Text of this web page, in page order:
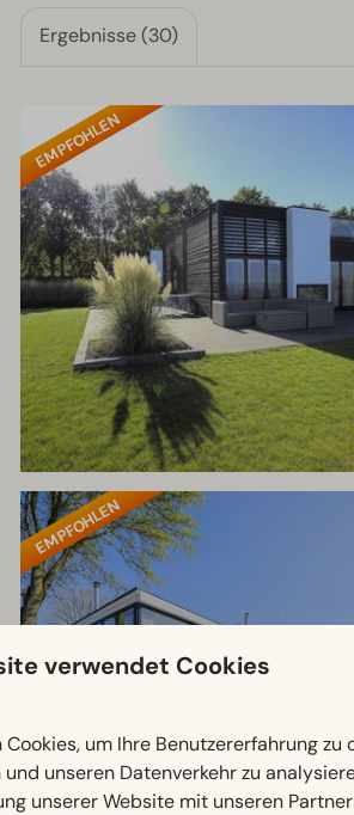
Ergebnisse (30)
EMPFOHLEN
EMPFOHLEN
verwendet Cookies
um Ihre Benutzererfahrung
unseren Datenverkehr zu
unserer Website mit unseren